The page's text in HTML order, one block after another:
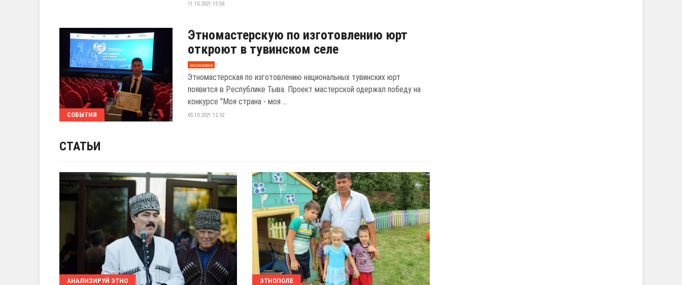
11.10.2021 15:58
СОБЫТИЯ
Этномастерскую по изготовлению юрт
откроют в тувинском селе
эксклюзив
Этномастерская по изготовлению национальных тувинских юрт
появится в Республике Тыва. Проект мастерской одержал победу на
конкурсе "Моя страна - моя ...
05.10.2021 12:32
СТАТЬИ
АНАЛИЗИРУЙ ЭТНО ЭТНОПОЛЕ